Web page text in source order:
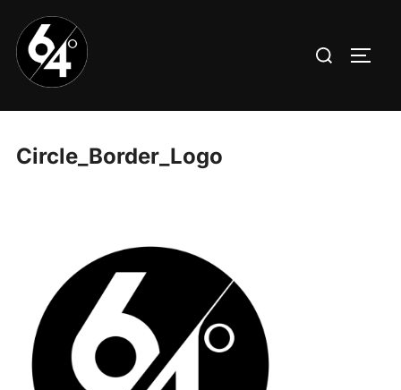
contenu
Rechercher :
Circle_Border_Logo